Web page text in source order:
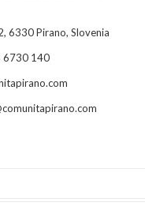
6330 Pirano, Slovenia
6730 140